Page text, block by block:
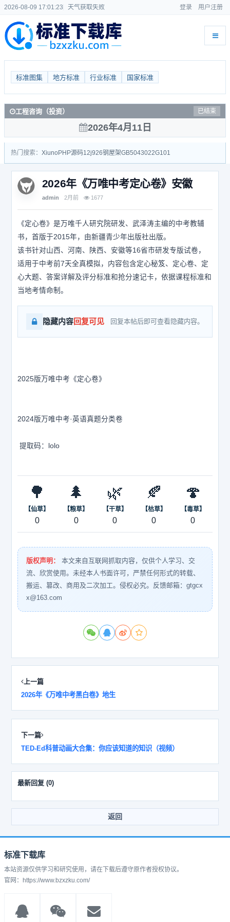
2026-08-09 17:01:23 天气获取失败 登录 用户注册
标准图集 地方标准 行业标准 国家标准
工程咨询（投资） 已结束
2026年4月11日
热门搜索： Xiuno PHP源码12j926钢屋架GB5043022G101
2026年《万唯中考定心卷》安徽
admin 2月前 1677
《定心卷》是万唯千人研究院研发、武泽涛主编的中考教辅
书，首版于2015年，由新疆青少年出版社出版。
该书针对山西、河南、陕西、安徽等16省市研发专版试卷，
适用于中考前7天全真模拟，内容包含定心秘笈、定心卷、定
心大题、答案详解及评分标准和抢分速记卡，依据课程标准和
当地考情命制。
隐藏内容回复可见 回复本帖后即可查看隐藏内容。
2025版万唯中考《定心卷》
2024版万唯中考·英语真题分类卷
提取码：lolo
🌳
【仙草】
0
🌲
【粮草】
0
🌿
【干草】
0
🍂
【枯草】
0
🍄
【毒草】
0
版权声明：
本文来自互联网抓取内容，仅供个人学习、交
流、欣赏使用。未经本人书面许可，严禁任何形式的转载、
搬运、篡改、商用及二次加工。侵权必究。反馈邮箱：gtgcx
x@163.com
上一篇
2026年《万唯中考黑白卷》地生
下一篇
TED-Ed科普动画大合集：你应该知道的知识（视频）
最新回复 (0)
返回
标准下载库
本站资源仅供学习和研究使用，请在下载后遵守原作者授权协议。
官网：https://www.bzxzku.com/